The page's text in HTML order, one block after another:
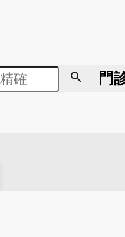
search 門